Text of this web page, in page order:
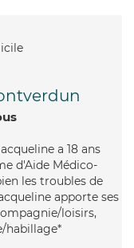
a 18 ans
d'Aide Médico-
les troubles de
apporte ses
loisirs,
habillage*